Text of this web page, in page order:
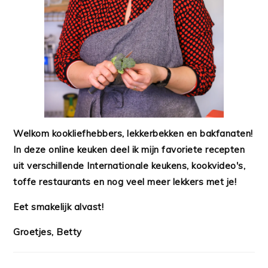
Welkom kookliefhebbers, lekkerbekken en bakfanaten!
In deze online keuken deel ik mijn favoriete recepten
uit verschillende Internationale keukens, kookvideo's,
toffe restaurants en nog veel meer lekkers met je!
Eet smakelijk alvast!
Groetjes, Betty